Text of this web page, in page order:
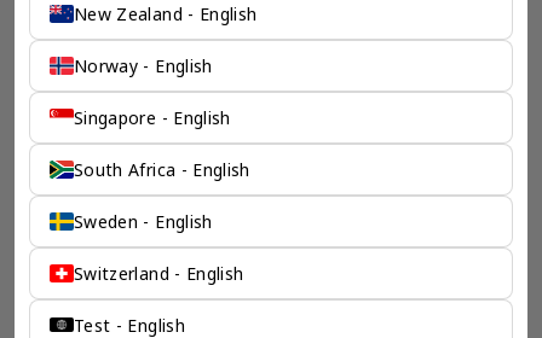
New Zealand - English
Norway - English
Singapore - English
South Africa - English
Sweden - English
Switzerland - English
Test - English